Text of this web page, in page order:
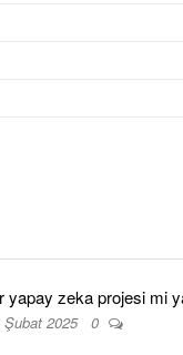
yapay zeka projesi mi
Şubat 2025 0